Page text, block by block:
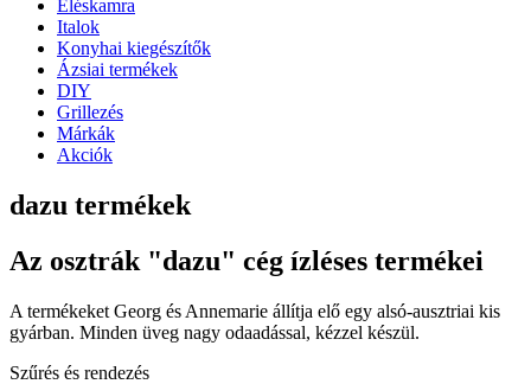
Éléskamra
Italok
Konyhai kiegészítők
Ázsiai termékek
DIY
Grillezés
Márkák
Akciók
dazu termékek
Az osztrák "dazu" cég ízléses termékei
A termékeket Georg és Annemarie állítja elő egy alsó-ausztriai kis
gyárban. Minden üveg nagy odaadással, kézzel készül.
Szűrés és rendezés